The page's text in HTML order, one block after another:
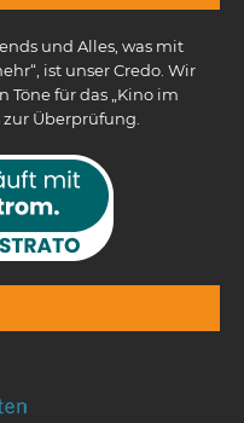
und Alles, was mit
ist unser Credo. Wir
für das „Kino im
Überprüfung.